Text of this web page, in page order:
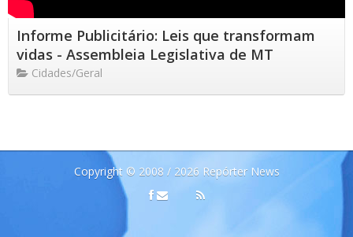
Informe Publicitário: Leis que transformam
vidas - Assembleia Legislativa de MT
Cidades/Geral
Copyright © 2008 / 2026 Repórter News